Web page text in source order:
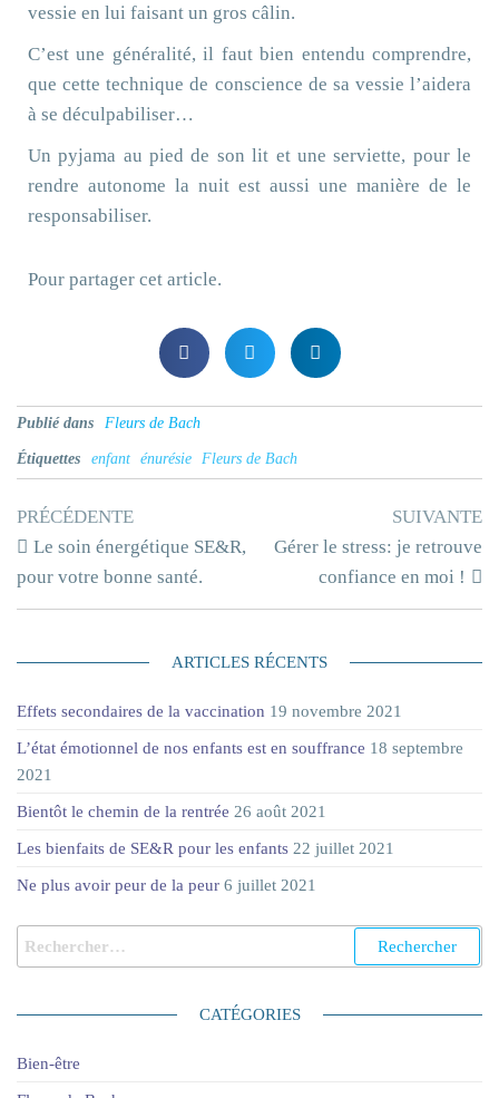
vessie en lui faisant un gros câlin.
C’est une généralité, il faut bien entendu comprendre,
que cette technique de conscience de sa vessie l’aidera
à se déculpabiliser…
Un pyjama au pied de son lit et une serviette, pour le
rendre autonome la nuit est aussi une manière de le
responsabiliser.
Pour partager cet article.
Publié dans Fleurs de Bach
Étiquettes enfant énurésie Fleurs de Bach
PRÉCÉDENTE
Le soin énergétique SE&R,
pour votre bonne santé.
SUIVANTE
Gérer le stress: je retrouve
confiance en moi !
ARTICLES RÉCENTS
Effets secondaires de la vaccination 19 novembre 2021
L’état émotionnel de nos enfants est en souffrance 18 septembre
2021
Bientôt le chemin de la rentrée 26 août 2021
Les bienfaits de SE&R pour les enfants 22 juillet 2021
Ne plus avoir peur de la peur 6 juillet 2021
CATÉGORIES
Bien-être